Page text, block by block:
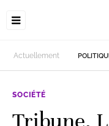
Actuellement
SOCIÉTÉ
Tribune.